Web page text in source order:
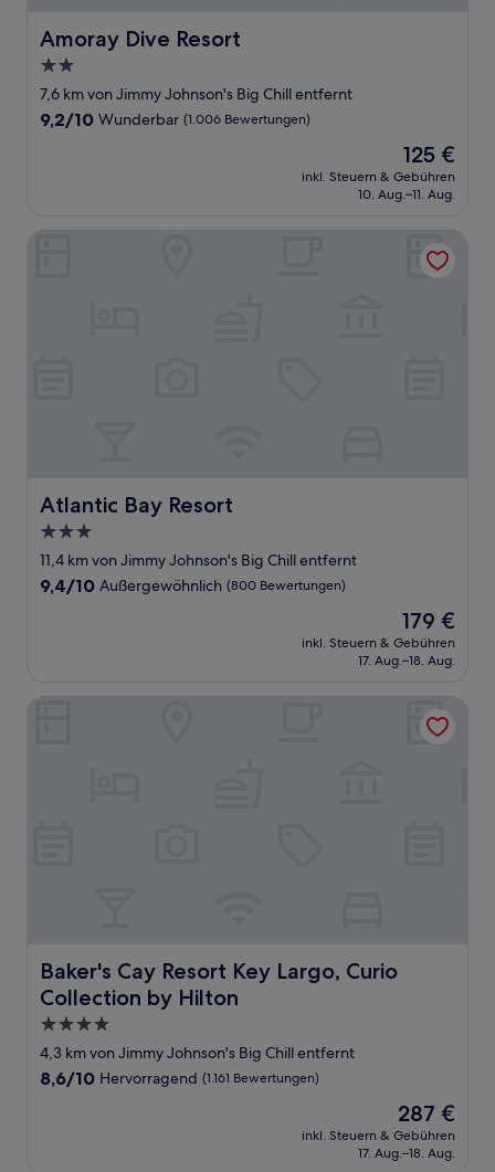
Amoray Dive Resort
Amoray Dive Resort
2.0-
Sterne-
Unterkunft
7,6 km von Jimmy Johnson's Big Chill entfernt
9.2
9,2/10 Wunderbar (1.006 Bewertungen)
Der
Preis
beträgt
125 €
inkl. Steuern & Gebühren
10. Aug.–11. Aug.
Atlantic Bay Resort
Atlantic Bay Resort
3.0-
Sterne-
Unterkunft
11,4 km von Jimmy Johnson's Big Chill entfernt
9.4
9,4/10 Außergewöhnlich (800 Bewertungen)
Der
Preis
beträgt
179 €
inkl. Steuern & Gebühren
17. Aug.–18. Aug.
Baker's Cay Resort Key Largo, Curio
Collection by Hilton
Baker's Cay Resort Key Largo, Curio Collection by Hilton
4.0-
Sterne-
Unterkunft
4,3 km von Jimmy Johnson's Big Chill entfernt
8.6
8,6/10 Hervorragend (1.161 Bewertungen)
Der
Preis
beträgt
287 €
inkl. Steuern & Gebühren
17. Aug.–18. Aug.
Baker's Cay Resort Key Largo, Curio Collection by Hilton